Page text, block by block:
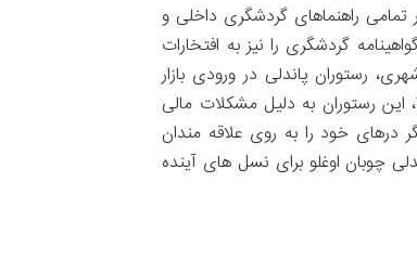
تمامی راهنماهای گردشگری داخلی و
گردشگری را نیز به افتخارات
به دلیل طرح های توسعه شهری، رستوران پاندلی در ورودی بازار
ادویه، به تنها نماینده این سنت دیرین در منطقه امینونو تبدیل شد. گرچه در سال ۲۰۱۶، این رستوران به دلیل مشکلات مالی
درهای خود را به روی علاقه مندان
چوبان اوغلو برای نسل های آینده